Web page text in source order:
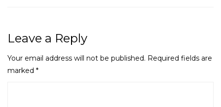
Leave a Reply
Your email address will not be published. Required fields are
marked *